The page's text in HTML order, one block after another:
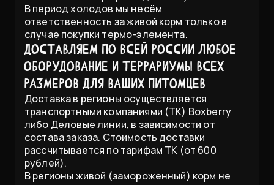
В период холодов мы несём
ответственность за живой корм только в
случае покупки термо-элемента.
Доставляем по всей России любое
оборудование и террариумы всех
размеров для Ваших питомцев
Доставка в регионы осуществляется
транспортными компаниями (ТК) Boxberry
либо Деловые линии, в зависимости от
состава заказа. Стоимость доставки
рассчитывается по тарифам ТК (от 600
рублей).
В регионы живой (замороженный) корм не